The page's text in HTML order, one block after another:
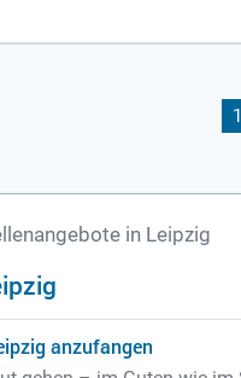
1
in Leipzig
anzufangen